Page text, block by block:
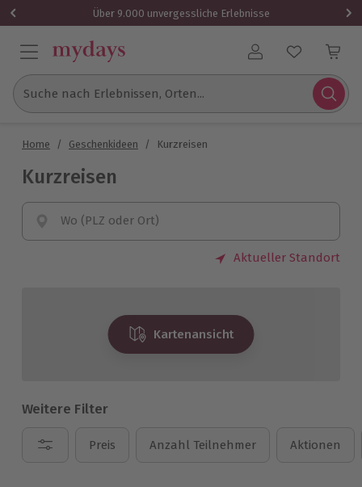
Über 9.000 unvergessliche Erlebnisse
Benutzerkonto
Suche nach Erlebnissen, Orten...
Home / Geschenkideen / Kurzreisen
Kurzreisen
Wo (PLZ oder Ort)
Aktueller Standort
Kartenansicht
Weitere Filter
Preis Anzahl Teilnehmer Aktionen